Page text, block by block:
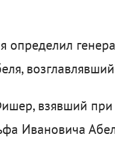
определил
взявший
Ивановича